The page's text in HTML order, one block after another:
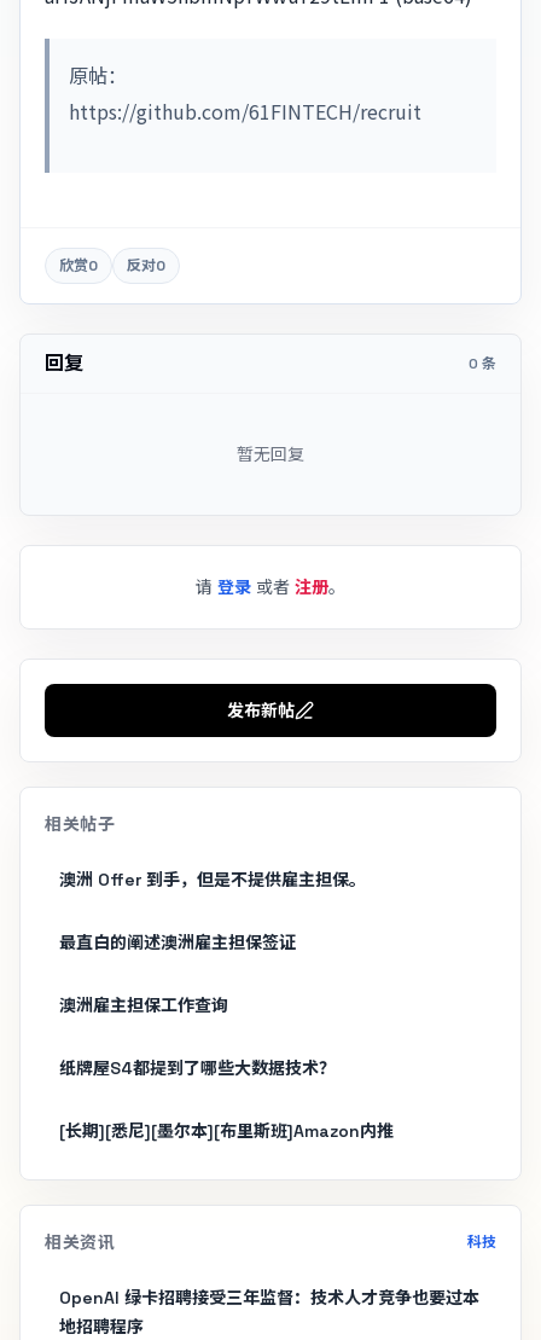
原帖：
https://github.com/61FINTECH/recruit
欣赏0 反对0
回复 0 条
暂无回复
请 登录 或者 注册。
发布新帖
相关帖子
澳洲 Offer 到手，但是不提供雇主担保。
最直白的阐述澳洲雇主担保签证
澳洲雇主担保工作查询
纸牌屋S4都提到了哪些大数据技术？
[长期][悉尼][墨尔本][布里斯班]Amazon内推
相关资讯 科技
OpenAI 绿卡招聘接受三年监督：技术人才竞争也要过本
地招聘程序